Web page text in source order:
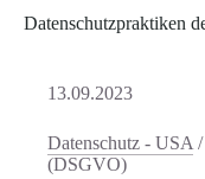
Datenschutzpraktiken
13.09.2023
Datenschutz - USA /
(DSGVO)